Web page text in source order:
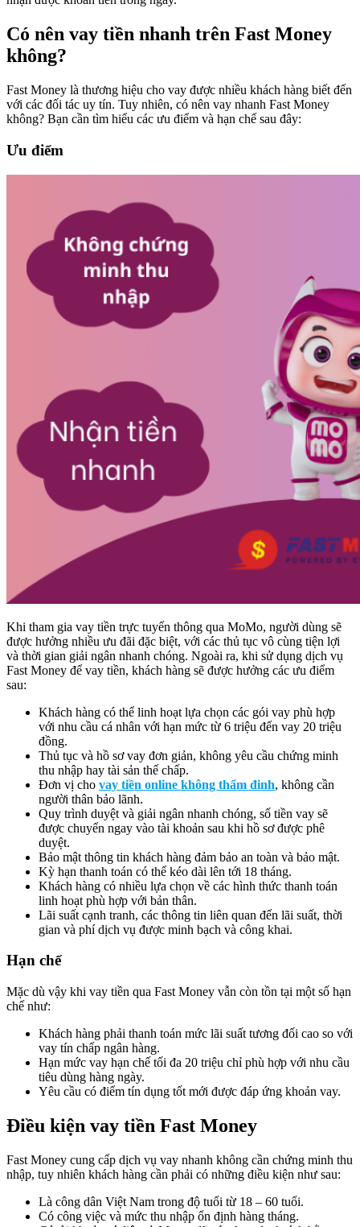
Có nên vay tiền nhanh trên Fast Money
không?
Fast Money là thương hiệu cho vay được nhiều khách hàng biết đến
với các đối tác uy tín. Tuy nhiên, có nên vay nhanh Fast Money
không? Bạn cần tìm hiểu các ưu điểm và hạn chế sau đây:
Ưu điểm
Khi tham gia vay tiền trực tuyến thông qua MoMo, người dùng sẽ
được hưởng nhiều ưu đãi đặc biệt, với các thủ tục vô cùng tiện lợi
và thời gian giải ngân nhanh chóng. Ngoài ra, khi sử dụng dịch vụ
Fast Money để vay tiền, khách hàng sẽ được hưởng các ưu điểm
sau:
Khách hàng có thể linh hoạt lựa chọn các gói vay phù hợp
với nhu cầu cá nhân với hạn mức từ 6 triệu đến vay 20 triệu
đồng.
Thủ tục và hồ sơ vay đơn giản, không yêu cầu chứng minh
thu nhập hay tài sản thế chấp.
Đơn vị cho vay tiền online không thẩm đinh, không cần
người thân bảo lãnh.
Quy trình duyệt và giải ngân nhanh chóng, số tiền vay sẽ
được chuyển ngay vào tài khoản sau khi hồ sơ được phê
duyệt.
Bảo mật thông tin khách hàng đảm bảo an toàn và bảo mật.
Kỳ hạn thanh toán có thể kéo dài lên tới 18 tháng.
Khách hàng có nhiều lựa chọn về các hình thức thanh toán
linh hoạt phù hợp với bản thân.
Lãi suất cạnh tranh, các thông tin liên quan đến lãi suất, thời
gian và phí dịch vụ được minh bạch và công khai.
Hạn chế
Mặc dù vậy khi vay tiền qua Fast Money vẫn còn tồn tại một số hạn
chế như:
Khách hàng phải thanh toán mức lãi suất tương đối cao so với
vay tín chấp ngân hàng.
Hạn mức vay hạn chế tối đa 20 triệu chỉ phù hợp với nhu cầu
tiêu dùng hàng ngày.
Yêu cầu có điểm tín dụng tốt mới được đáp ứng khoản vay.
Điều kiện vay tiền Fast Money
Fast Money cung cấp dịch vụ vay nhanh không cần chứng minh thu
nhập, tuy nhiên khách hàng cần phải có những điều kiện như sau:
Là công dân Việt Nam trong độ tuổi từ 18 – 60 tuổi.
Có công việc và mức thu nhập ổn định hàng tháng.